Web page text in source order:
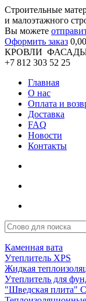
Cтроительные
и малоэтажного
Вы можете
Оформить заказ 0,00
КРОВЛИ
+7 812 303 52 25
Главная
О нас
Оплата и
Доставка
FAQ
Новости
Контакты
Каменная вата
Утеплитель XPS
Жидкая
Утеплитель для
"Шведская плита"